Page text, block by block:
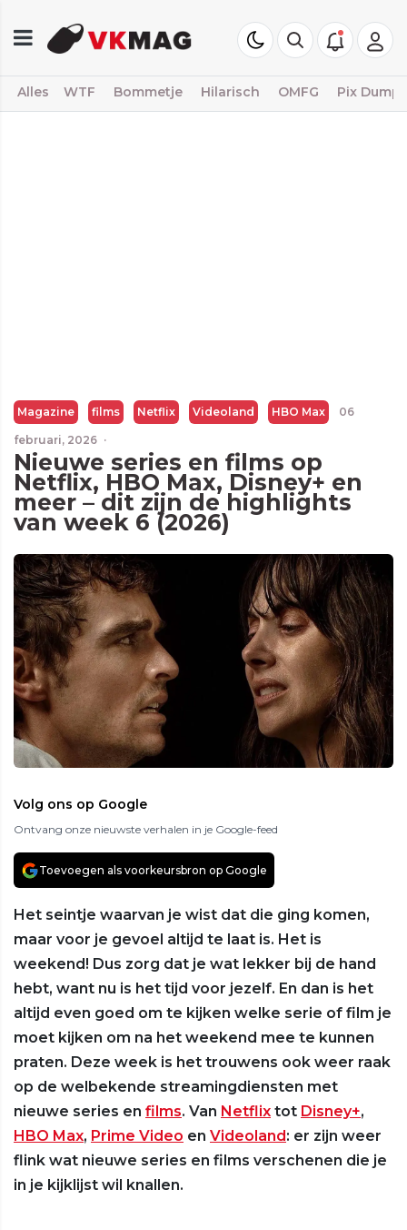
Alles WTF Bommetje Hilarisch OMFG Pix Dump
Magazine films Netflix Videoland HBO Max 06
februari, 2026 ·
Nieuwe series en films op
Netflix, HBO Max, Disney+ en
meer – dit zijn de highlights
van week 6 (2026)
Volg ons op Google
Ontvang onze nieuwste verhalen in je Google-feed
Toevoegen als voorkeursbron op Google
Het seintje waarvan je wist dat die ging komen,
maar voor je gevoel altijd te laat is. Het is
weekend! Dus zorg dat je wat lekker bij de hand
hebt, want nu is het tijd voor jezelf. En dan is het
altijd even goed om te kijken welke serie of film je
moet kijken om na het weekend mee te kunnen
praten. Deze week is het trouwens ook weer raak
op de welbekende streamingdiensten met
nieuwe series en films. Van Netflix tot Disney+,
HBO Max, Prime Video en Videoland: er zijn weer
flink wat nieuwe series en films verschenen die je
in je kijklijst wil knallen.